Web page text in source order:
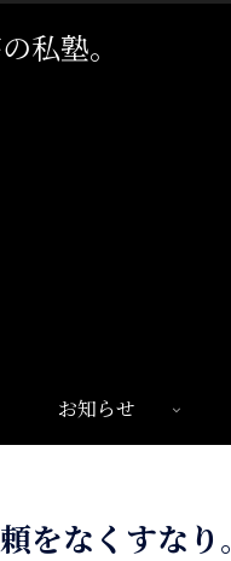
私塾。
お知らせ
をなくすなり。